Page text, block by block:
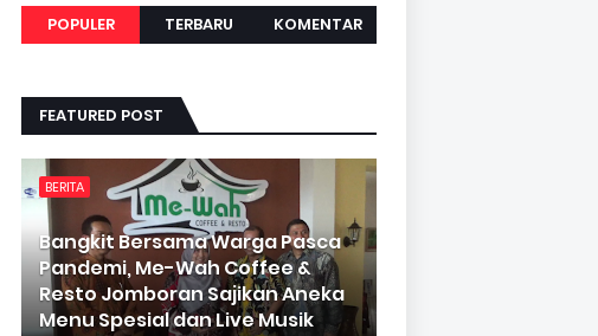
POPULER TERBARU KOMENTAR
FEATURED POST
BERITA
Bangkit Bersama Warga Pasca
Pandemi, Me-Wah Coffee &
Resto Jomboran Sajikan Aneka
Menu Spesial dan Live Musik